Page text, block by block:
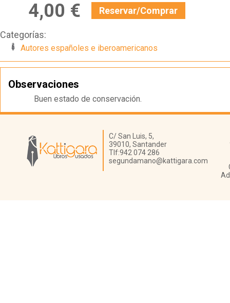
4,00 € Reservar/Comprar
Categorías:
Autores españoles e iberoamericanos
Observaciones
Buen estado de conservación.
Librería Kattigara
C/ San Luis, 5,
39010, Santander
Tlf:942 074 286
segundamano@kattigara.com